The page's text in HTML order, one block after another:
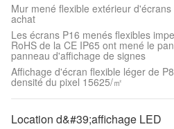
Mur mené flexible extérieur
achat
Les écrans P16 menés flexibles
RoHS de la CE IP65 ont mené le
panneau d'affichage de signes
Affichage d'écran flexible léger de
densité du pixel 15625/㎡
Location d&#39;affichage LED